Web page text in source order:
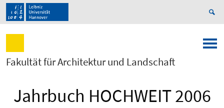
Fakultät für Architektur und Landschaft
Jahrbuch HOCHWEIT 2006